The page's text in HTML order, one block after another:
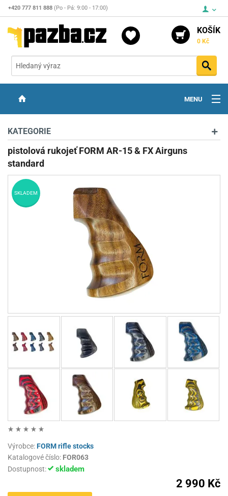
+420 777 811 888 (Po - Pá: 9:00 - 17:00)
KOŠÍK
0 Kč
MENU
STŘELIVO
PŘÍSLUŠENSTVÍ
DETEKTORY KOVŮ
KATEGORIE
pistolová rukojeť FORM AR-15 & FX Airguns
standard
SKLADEM
Výrobce:FORM rifle stocks
Katalogové číslo: FOR063
Dostupnost:
skladem
2 990 Kč